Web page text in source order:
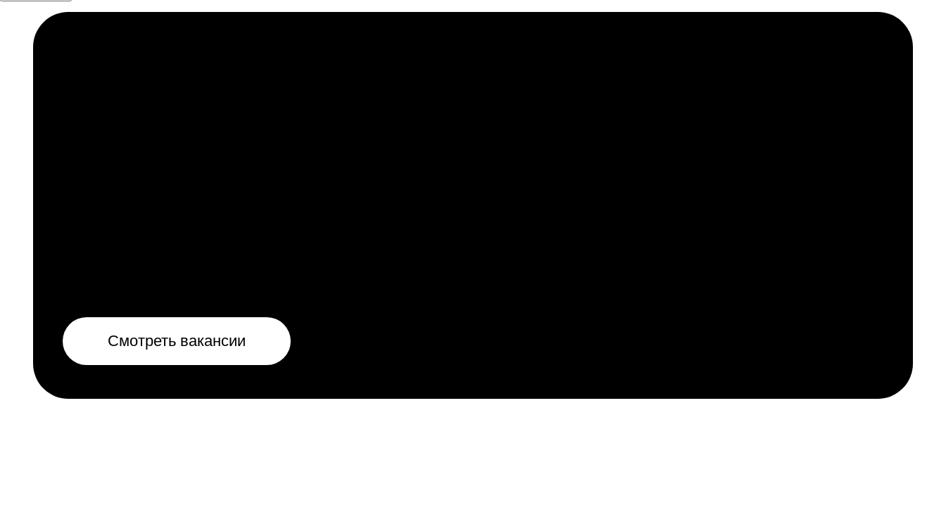
Смотреть вакансии